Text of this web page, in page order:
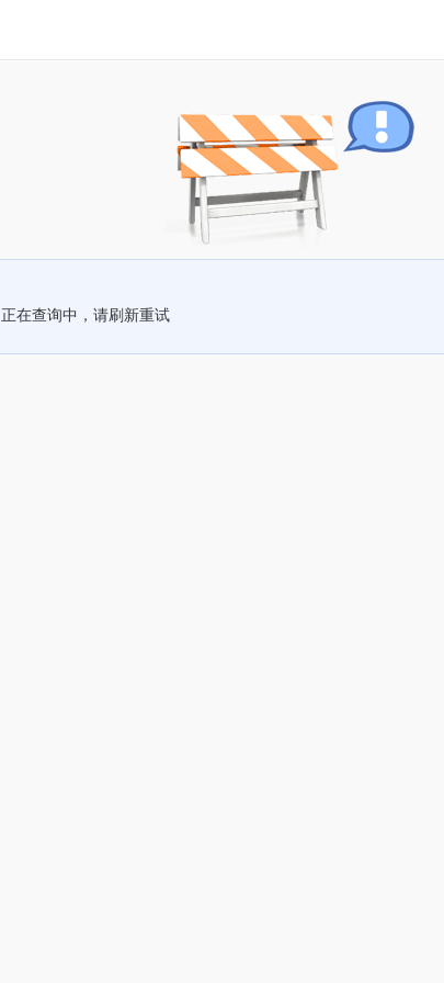
正在查询中，请刷新重试